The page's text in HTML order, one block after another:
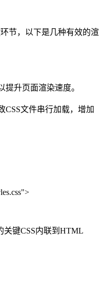
节，以下是几种有效的渲
提升页面渲染速度。
CSS文件串行加载，增加
关键CSS内联到HTML